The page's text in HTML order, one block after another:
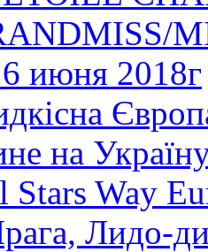
июня 2018г
на
Stars Way
Лидо-